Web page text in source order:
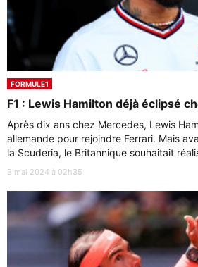
FORMULE1
F1 : Lewis Hamilton déjà éclipsé
Après dix ans chez Mercedes, Lewis
allemande pour rejoindre Ferrari. Mais
la Scuderia, le Britannique souhaitait
3 mai 2024 à 02h35